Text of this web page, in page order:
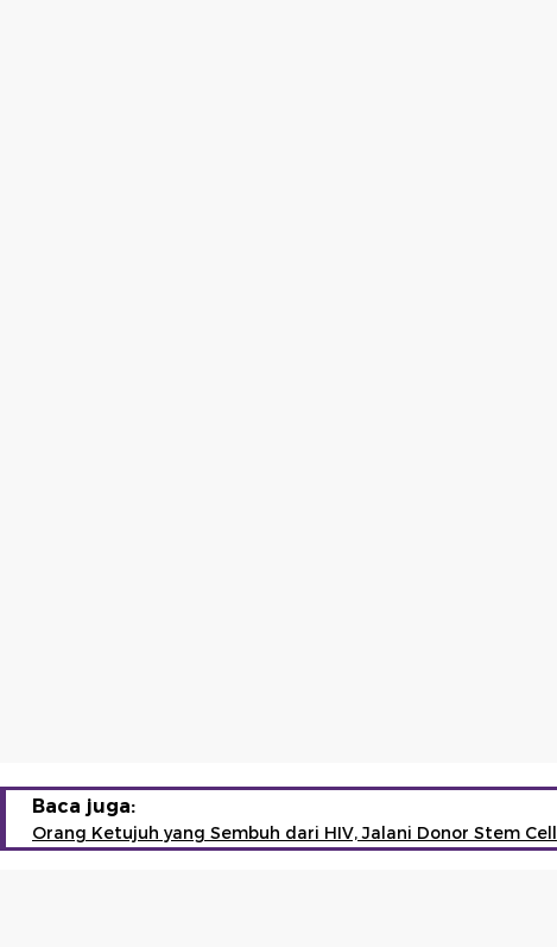
Baca juga:
Orang Ketujuh yang Sembuh dari HIV, Jalani Donor Stem Cell